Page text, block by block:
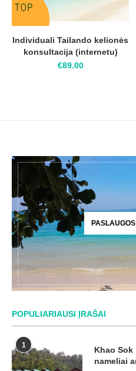
Individuali Tailando kelionės
konsultacija (internetu)
€89.00
POPULIARIAUSI ĮRAŠAI
1
Khao
nameliai